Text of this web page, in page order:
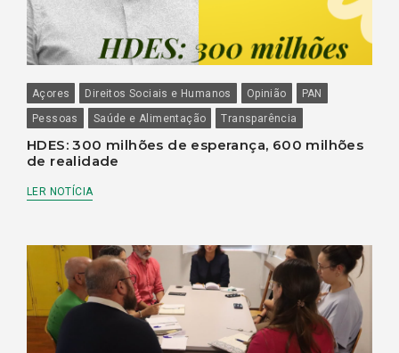
Açores Direitos Sociais e Humanos Opinião
PAN
Pessoas
Saúde e Alimentação Transparência
HDES: 300 milhões de esperança, 600 milhões
de realidade
LER NOTÍCIA